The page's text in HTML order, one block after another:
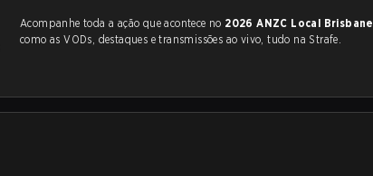
Acompanhe toda a ação que acontece no 2026 ANZC Local Brisbane
como as VODs, destaques e transmissões ao vivo, tudo na Strafe.